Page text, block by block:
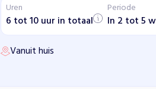
Uren
6 tot 10 uur in totaal
Periode
In 2 tot 5
Vanuit huis